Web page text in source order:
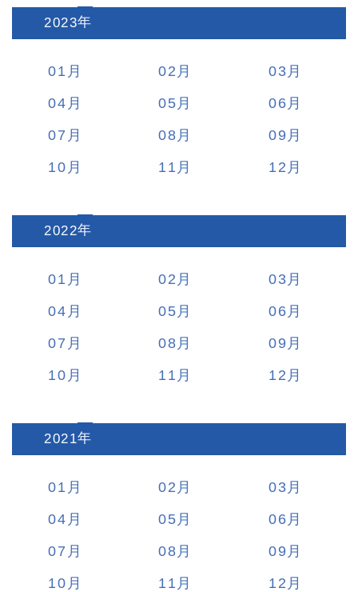
2023:
01 02
03
04
05
06
07
08
09
10
11 12
2022:
01 02
03
04
05
06
07
08
09
10
11 12
2021:
01 02
03
04
05
06
07
08
09
10
11 12